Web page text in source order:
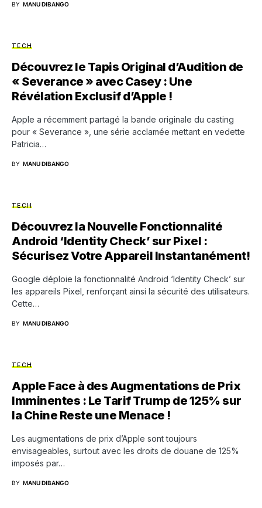
BY MANU DIBANGO
TECH
Découvrez le Tapis Original d’Audition de
« Severance » avec Casey : Une
Révélation Exclusif d’Apple !
Apple a récemment partagé la bande originale du casting
pour « Severance », une série acclamée mettant en vedette
Patricia…
BY MANU DIBANGO
TECH
Découvrez la Nouvelle Fonctionnalité
Android ‘Identity Check’ sur Pixel :
Sécurisez Votre Appareil Instantanément!
Google déploie la fonctionnalité Android ‘Identity Check’ sur
les appareils Pixel, renforçant ainsi la sécurité des utilisateurs.
Cette…
BY MANU DIBANGO
TECH
Apple Face à des Augmentations de Prix
Imminentes : Le Tarif Trump de 125% sur
la Chine Reste une Menace !
Les augmentations de prix d’Apple sont toujours
envisageables, surtout avec les droits de douane de 125%
imposés par…
BY MANU DIBANGO